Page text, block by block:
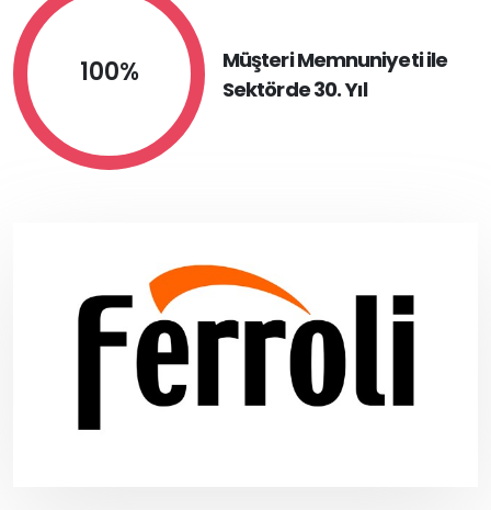
100%
Müşteri Memnuniyeti ile
Sektörde 30. Yıl